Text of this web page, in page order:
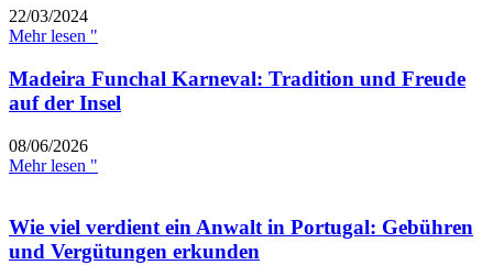
22/03/2024
Mehr lesen "
Madeira Funchal Karneval: Tradition und Freude
auf der Insel
08/06/2026
Mehr lesen "
Wie viel verdient ein Anwalt in Portugal: Gebühren
und Vergütungen erkunden